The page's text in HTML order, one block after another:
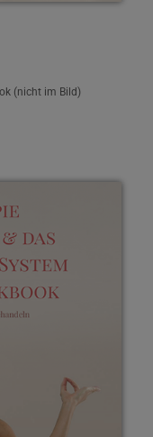
(nicht im Bild)